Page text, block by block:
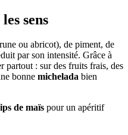
sens
ou abricot), de piment, de
par son intensité. Grâce à
partout : sur des fruits frais, des
bonne michelada bien
de maïs pour un apéritif